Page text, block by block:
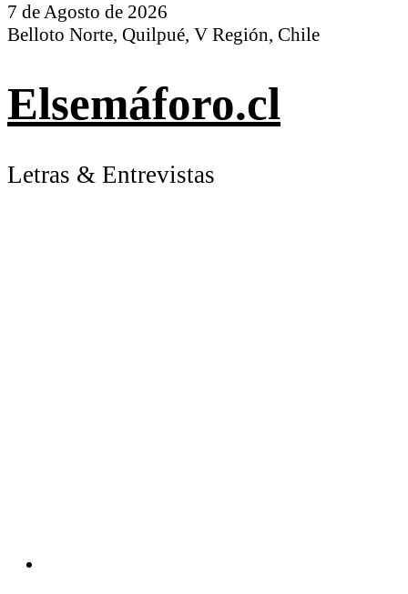
7 de Agosto de 2026
Belloto Norte, Quilpué, V Región, Chile
Elsemáforo.cl
Letras & Entrevistas